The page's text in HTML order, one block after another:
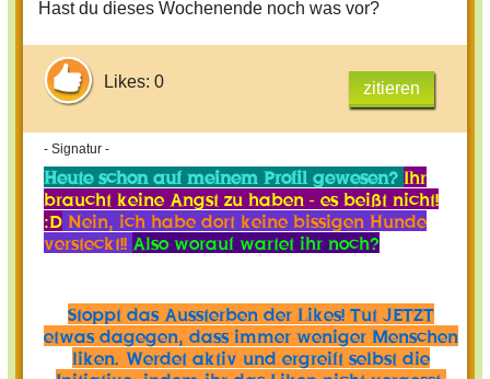
Hast du dieses Wochenende noch was vor?
Likes: 0 zitieren
- Signatur -
Heute schon auf meinem Profil gewesen? Ihr
braucht keine Angst zu haben - es beißt nicht!
:D Nein, ich habe dort keine bissigen Hunde
versteckt!! Also worauf wartet ihr noch?
Stoppt das Aussterben der Likes! Tut JETZT
etwas dagegen, dass immer weniger Menschen
liken. Werdet aktiv und ergreift selbst die